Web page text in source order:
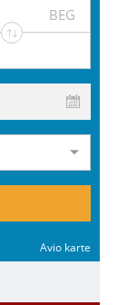
BEG
Avio karte